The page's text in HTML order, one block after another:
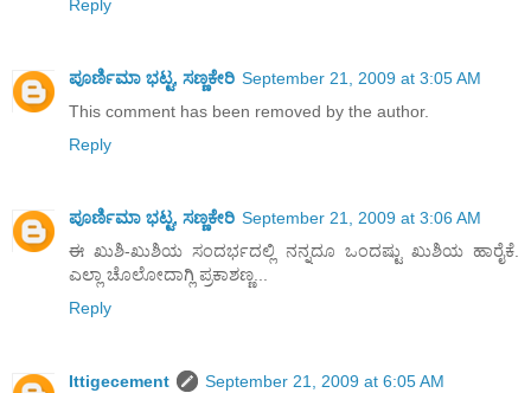
Reply
ಪೂರ್ಣಿಮಾ ಭಟ್ಟ, ಸಣ್ಣಕೇರಿ September 21, 2009 at 3:05 AM
This comment has been removed by the author.
Reply
ಪೂರ್ಣಿಮಾ ಭಟ್ಟ, ಸಣ್ಣಕೇರಿ September 21, 2009 at 3:06 AM
ಈ ಖುಶಿ-ಖುಶಿಯ ಸಂದರ್ಭದಲ್ಲಿ ನನ್ನದೂ ಒಂದಷ್ಟು ಖುಶಿಯ ಹಾರೈಕೆ.
ಎಲ್ಲಾ ಚೊಲೋದಾಗ್ಲಿ ಪ್ರಕಾಶಣ್ಣ...
Reply
Ittigecement
September 21, 2009 at 6:05 AM